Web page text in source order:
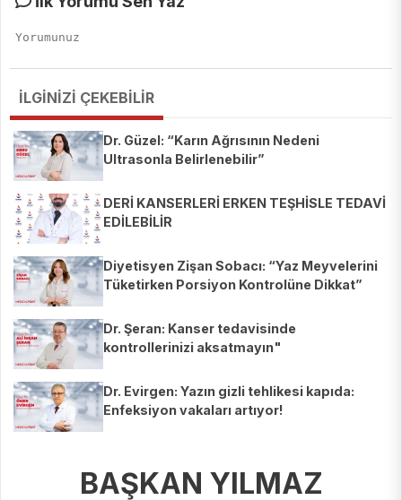
İLGİNİZİ ÇEKEBİLİR
Dr. Güzel: “Karın Ağrısının Nedeni
Ultrasonla Belirlenebilir”
DERİ KANSERLERİ ERKEN TEŞHİSLE TEDAVİ
EDİLEBİLİR
Diyetisyen Zişan Sobacı: “Yaz Meyvelerini
Tüketirken Porsiyon Kontrolüne Dikkat”
Dr. Şeran: Kanser tedavisinde
kontrollerinizi aksatmayın"
Dr. Evirgen: Yazın gizli tehlikesi kapıda:
Enfeksiyon vakaları artıyor!
BAŞKAN YILMAZ